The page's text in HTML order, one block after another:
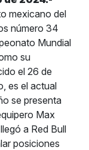
mexicano del
número 34
Mundial
su
el 26 de
es el actual
se presenta
Max
a Red Bull
posiciones